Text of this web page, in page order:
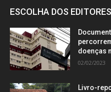
ESCOLHA DOS EDITORES
doenças
02/02/2023
Livro-